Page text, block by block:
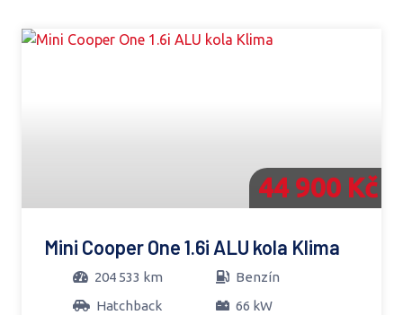
44 900 Kč
Mini Cooper One 1.6i ALU kola Klima
204 533 km
Benzín
Hatchback
66 kW